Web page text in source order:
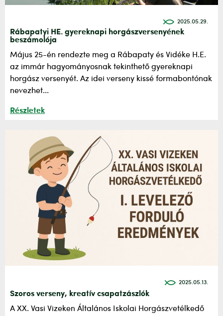
2025.05.29.
Rábapatyi HE. gyereknapi horgászversenyének
beszámolója
Május 25-én rendezte meg a Rábapaty és Vidéke H.E.
az immár hagyományosnak tekinthető gyereknapi
horgász versenyét. Az idei verseny kissé formabontónak
nevezhet...
Részletek
2025.05.13.
Szoros verseny, kreatív csapatzászlók
A XX. Vasi Vizeken Általános Iskolai Horgászvetélkedő